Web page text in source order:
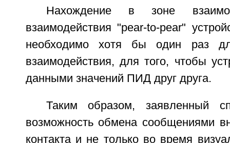
Нахождение в зоне
взаимодействия "pear-to-pear"
необходимо хотя бы один раз
взаимодействия, для того, чтобы
данными значений ПИД друг друга.
Таким образом, заявленный
возможность обмена сообщениями
контакта и не только во время